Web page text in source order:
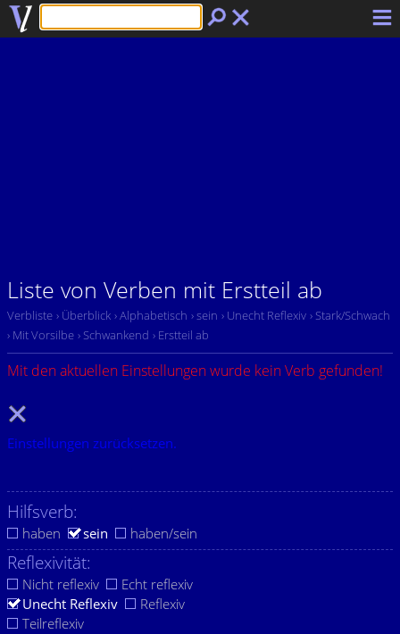
Liste von Verben mit Erstteil ab
Verbliste › Überblick › Alphabetisch › sein › Unecht Reflexiv › Stark/Schwach
› Mit Vorsilbe › Schwankend › Erstteil ab
Mit den aktuellen Einstellungen wurde kein Verb gefunden!
Einstellungen zurücksetzen.
Hilfsverb:
haben sein haben/sein
Reflexivität:
Nicht reflexiv
Echt reflexiv
Unecht Reflexiv
Reflexiv
Teilreflexiv